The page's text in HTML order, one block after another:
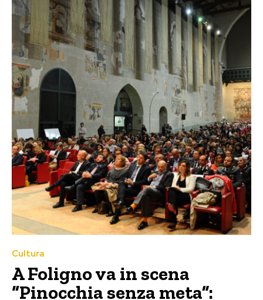
Cultura
A Foligno va in scena
“Pinocchia senza meta”: